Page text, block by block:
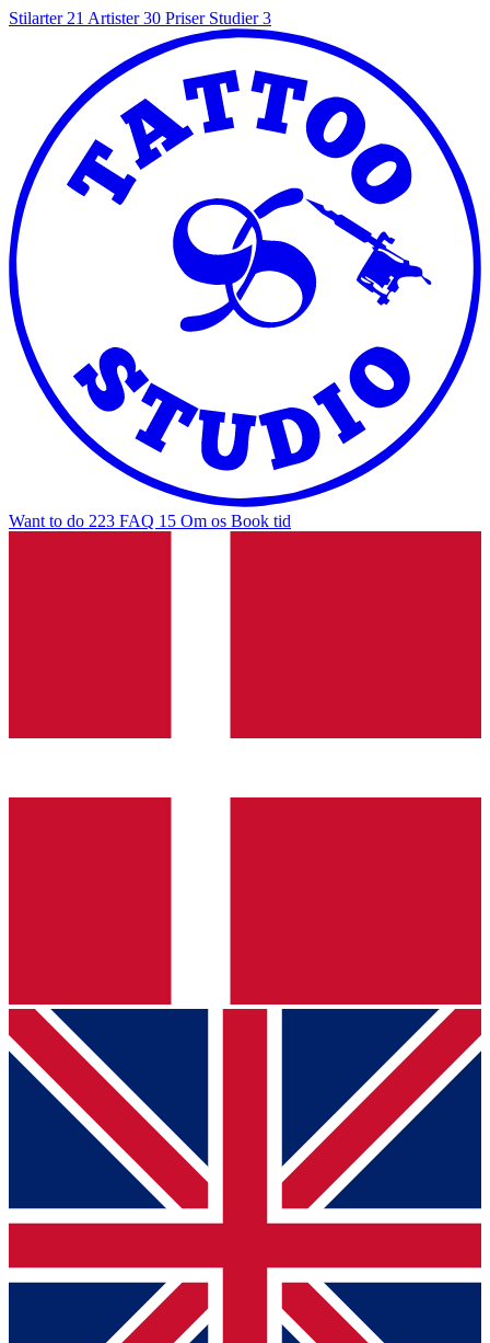
Stilarter 21 Artister30 Priser Studier3
Want to do 223 FAQ 15 Om os Book tid